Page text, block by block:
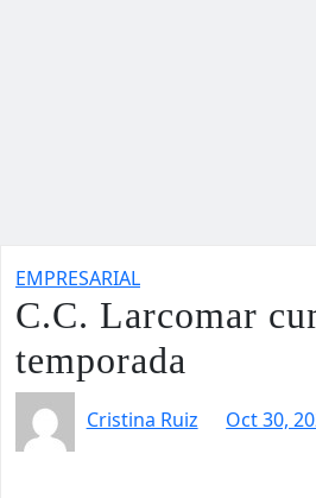
EMPRESARIAL
C.C. Larcomar
temporada
Cristina Ruiz Oct 30,